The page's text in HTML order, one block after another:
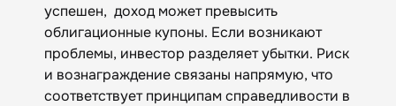
успешен, доход может превысить
облигационные купоны. Если возникают
проблемы, инвестор разделяет убытки. Риск
и вознаграждение связаны напрямую, что
соответствует принципам справедливости в